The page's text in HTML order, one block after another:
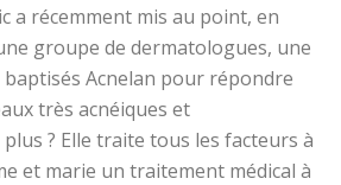
a récemment mis au point, en
groupe de dermatologues, une
Acnelan pour répondre
très acnéiques et
? Elle traite tous les facteurs à
et marie un traitement médical à